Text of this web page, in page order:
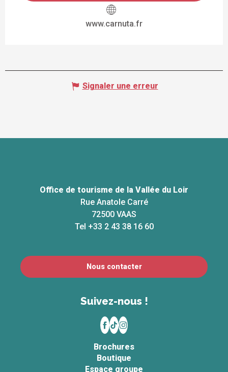
www.carnuta.fr
Signaler une erreur
Office de tourisme de la Vallée du Loir
Rue Anatole Carré
72500 VAAS
Tel +33 2 43 38 16 60
Nous contacter
Suivez-nous !
Brochures
Boutique
Espace groupe